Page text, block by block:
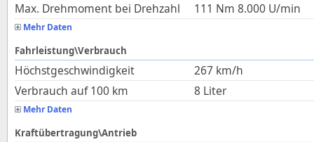
Max. Drehmoment bei Drehzahl
111 Nm 8.000 U/min
Mehr Daten
Fahrleistung\Verbrauch
Höchstgeschwindigkeit 267 km/h
Verbrauch auf 100 km
8 Liter
Mehr Daten
Kraftübertragung\Antrieb